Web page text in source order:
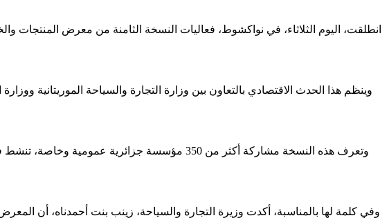
وينظم هذا الحدث الاقتصادي بالتعاون بين وزارة التجارة والسياحة الموريتانية
وتعرف هذه النسخة مشاركة أكثر من 350 مؤسسة
وفي كلمة لها بالمناسبة، أكدت وزيرة التجارة والسياحة، زينب بنت أحمدناه، أن